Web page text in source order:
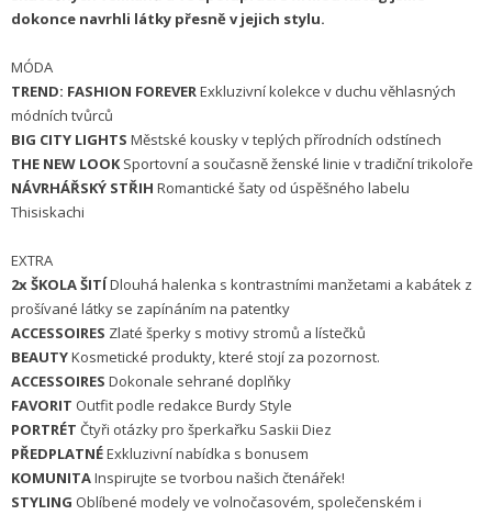
dokonce navrhli látky přesně v jejich stylu.
MÓDA
TREND: FASHION FOREVERExkluzivní kolekce v duchu věhlasných
módních tvůrců
BIG CITY LIGHTS Městské kousky v teplých přírodních odstínech
THE NEW LOOKSportovní a současně ženské linie v tradiční trikoloře
NÁVRHÁŘSKÝ STŘIH Romantické šaty od úspěšného labelu
Thisiskachi
EXTRA
2xŠKOLA ŠITÍDlouhá halenka s kontrastními manžetami a kabátek z
prošívané látky se zapínáním na patentky
ACCESSOIRES Zlaté šperky s motivy stromů a lístečků
BEAUTYKosmetické produkty, které stojí za pozornost.
ACCESSOIRES Dokonale sehrané doplňky
FAVORIT Outfit podle redakce Burdy Style
PORTRÉT Čtyři otázky pro šperkařku Saskii Diez
PŘEDPLATNÉExkluzivní nabídka s bonusem
KOMUNITAInspirujte se tvorbou našich čtenářek!
STYLING Oblíbené modely ve volnočasovém, společenském i